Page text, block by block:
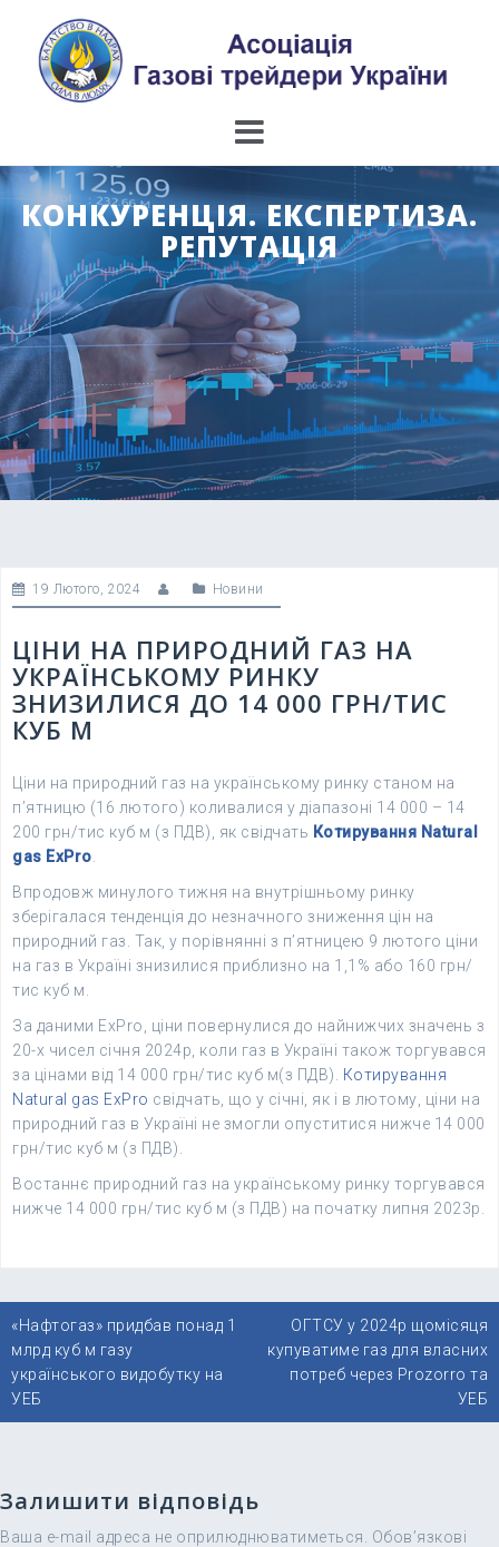
content
КОНКУРЕНЦІЯ. ЕКСПЕРТИЗА.
РЕПУТАЦІЯ
19 Лютого, 2024 Новини
ЦІНИ НА ПРИРОДНИЙ ГАЗ НА
УКРАЇНСЬКОМУ РИНКУ
ЗНИЗИЛИСЯ ДО 14 000 ГРН/ТИС
КУБ М
Ціни на природний газ на українському ринку станом на
п’ятницю (16 лютого) коливалися у діапазоні 14 000 – 14
200 грн/тис куб м (з ПДВ), як свідчать Котирування Natural
gas ExPro
Впродовж минулого тижня на внутрішньому ринку
зберігалася тенденція до незначного зниження цін на
природний газ. Так, у порівнянні з п’ятницею 9 лютого ціни
на газ в Україні знизилися приблизно на 1,1% або 160 грн/
тис куб м.
За даними ExPro, ціни повернулися до найнижчих значень з
20-х чисел січня 2024р, коли газ в Україні також торгувався
за цінами від 14 000 грн/тис куб м(з ПДВ). Котирування
Natural gas ExPro свідчать, що у січні, як і в лютому, ціни на
природний газ в Україні не змогли опуститися нижче 14 000
грн/тис куб м (з ПДВ).
Востаннє природний газ на українському ринку торгувався
нижче 14 000 грн/тис куб м (з ПДВ) на початку липня 2023р.
Навігація
записів
«Нафтогаз» придбав понад 1
млрд куб м газу
українського видобутку на
УЕБ
ОГТСУ у 2024р щомісяця
купуватиме газ для власних
потреб через Prozorro та
УЕБ
Залишити відповідь
Ваша e-mail адреса не оприлюднюватиметься.
Обов’язкові